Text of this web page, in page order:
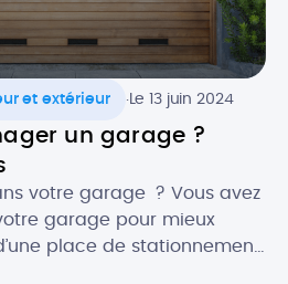
et extérieur .Le 13 juin 2024
un garage ?
votre garage ? Vous avez
garage pour mieux
place de stationnement,